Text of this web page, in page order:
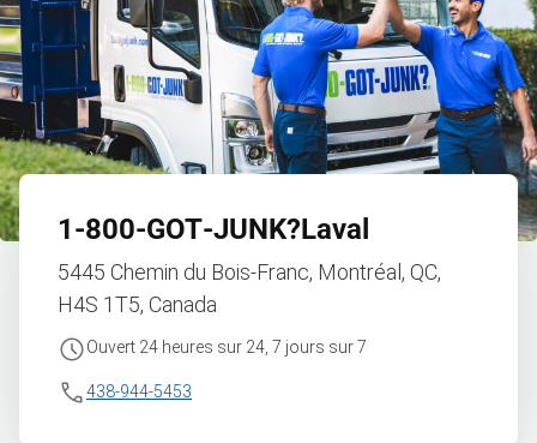
1‑800‑GOT‑JUNK?Laval
5445 Chemin du Bois-Franc, Montréal, QC,
H4S 1T5, Canada
Ouvert 24 heures sur 24, 7 jours sur 7
438-944-5453